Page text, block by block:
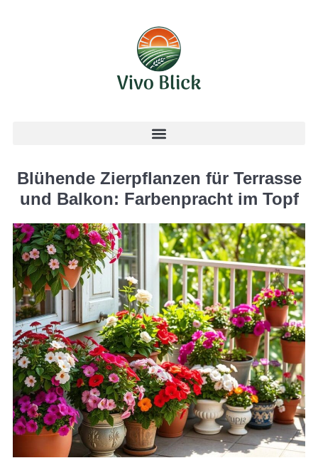
Blühende Zierpflanzen für Terrasse
und Balkon: Farbenpracht im Topf